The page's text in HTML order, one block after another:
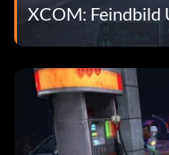
XCOM: Feindbild